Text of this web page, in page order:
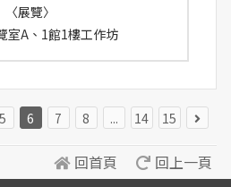
〈展覽〉
室A、1館1樓工作坊
5 6 7 8 ... 14 15
回首頁 回上一頁